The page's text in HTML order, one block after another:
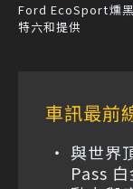
Ford EcoSport燻
特六和提供
車訊最前
與世界
Pass